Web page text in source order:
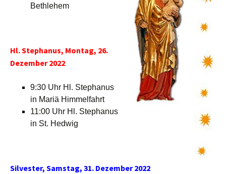
Bethlehem
Hl. Stephanus, Montag, 26.
Dezember 2022
9:30 Uhr Hl. Stephanus
in Mariä Himmelfahrt
11:00 Uhr Hl. Stephanus
in St. Hedwig
Silvester, Samstag, 31. Dezember 2022